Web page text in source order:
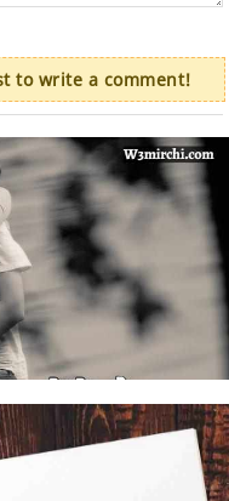
to write a comment!